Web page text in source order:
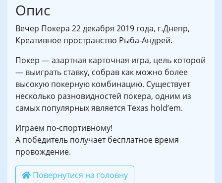
Опис
Вечер Покера 22 декабря 2019 года, г.Днепр,
Креативное пространство Рыба-Андрей.
Покер — азартная карточная игра, цель которой
— выиграть ставку, собрав как можно более
высокую покерную комбинацию. Существует
несколько разновидностей покера, одним из
самых популярных является Texas hold’em.
Играем по-спортивному!
А победитель получает бесплатное время
провождение.
Повернутися на головну